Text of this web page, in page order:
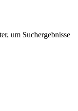
um Suchergebnisse